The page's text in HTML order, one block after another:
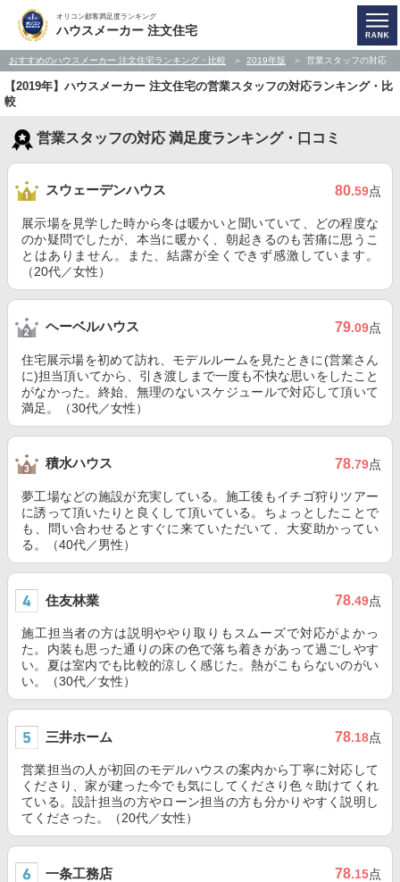
オリコン顧客満足度ランキング
ハウスメーカー 注文住宅
おすすめのハウスメーカー 注文住宅ランキング・比較 2019年版 営業スタッフの対応
【2019年】ハウスメーカー 注文住宅の営業スタッフの対応ランキング・比
較
営業スタッフの対応 満足度ランキング・口コミ
スウェーデンハウス 80.59点
展示場を見学した時から冬は暖かいと聞いていて、どの程度な
のか疑問でしたが、本当に暖かく、朝起きるのも苦痛に思うこ
とはありません。また、結露が全くできず感激しています。
（20代／女性）
ヘーベルハウス 79.09点
住宅展示場を初めて訪れ、モデルルームを見たときに(営業さん
に)担当頂いてから、引き渡しまで一度も不快な思いをしたこと
がなかった。終始、無理のないスケジュールで対応して頂いて
満足。（30代／女性）
積水ハウス 78.79点
夢工場などの施設が充実している。施工後もイチゴ狩りツアー
に誘って頂いたりと良くして頂いている。ちょっとしたことで
も、問い合わせるとすぐに来ていただいて、大変助かってい
る。（40代／男性）
住友林業 78.49点
施工担当者の方は説明ややり取りもスムーズで対応がよかっ
た。内装も思った通りの床の色で落ち着きがあって過ごしやす
い。夏は室内でも比較的涼しく感じた。熱がこもらないのがい
い。（30代／女性）
三井ホーム 78.18点
営業担当の人が初回のモデルハウスの案内から丁寧に対応して
くださり、家が建った今でも気にしてくださり色々助けてくれ
ている。設計担当の方やローン担当の方も分かりやすく説明し
てくださった。（20代／女性）
一条工務店 78.15点